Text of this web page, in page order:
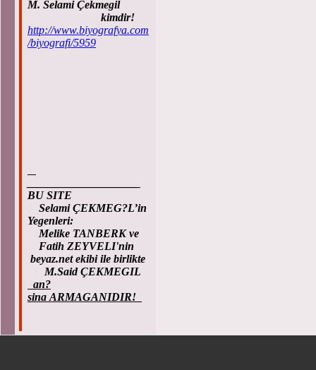
M. Selami Çekmegil
kimdir!
http://www.biyografya.com
/biyografi/5959
BU SITE
Selami ÇEKMEG?L’in
Yegenleri:
Melike TANBERK ve
Fatih ZEYVELI'nin
beyaz.net ekibi ile birlikte
M.Said ÇEKMEGIL
an?
sina ARMAGANIDIR!